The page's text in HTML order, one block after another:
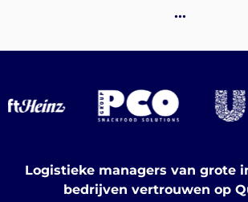
Nederlands
…
Logistieke managers van grote
bedrijven vertrouwen op